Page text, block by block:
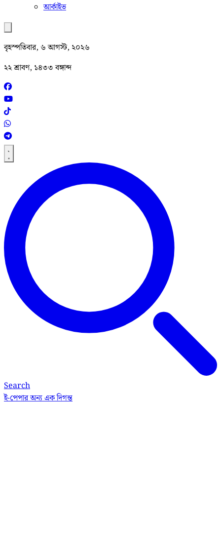
আর্কাইভ
বৃহস্পতিবার, ৬ আগস্ট, ২০২৬
২২ শ্রাবণ, ১৪৩৩ বঙ্গাব্দ
Search
ই-পেপারঅন্য এক দিগন্ত